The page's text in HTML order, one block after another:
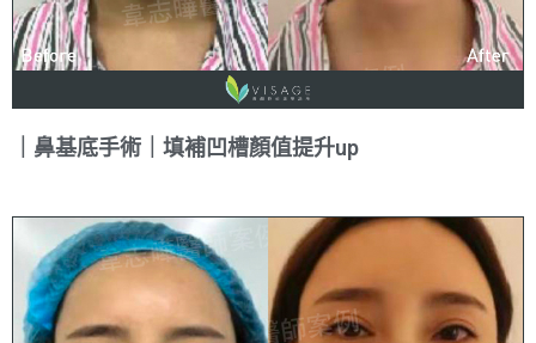
｜鼻基底手術｜填補凹槽顏值提升up